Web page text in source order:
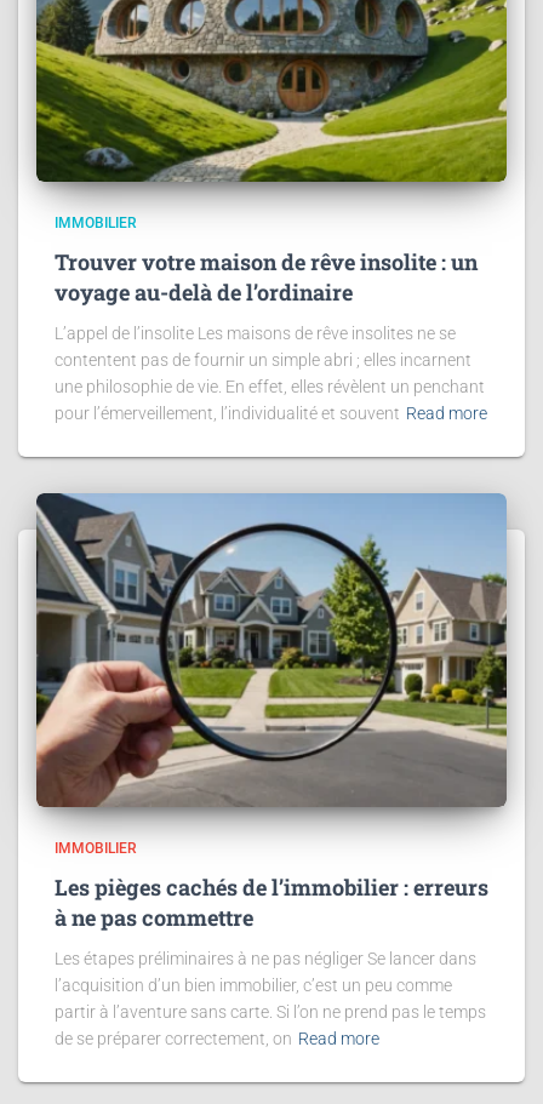
IMMOBILIER
Trouver votre maison de rêve insolite : un
voyage au-delà de l’ordinaire
L’appel de l’insolite Les maisons de rêve insolites ne se
contentent pas de fournir un simple abri ; elles incarnent
une philosophie de vie. En effet, elles révèlent un penchant
pour l’émerveillement, l’individualité et souvent Read more
IMMOBILIER
Les pièges cachés de l’immobilier : erreurs
à ne pas commettre
Les étapes préliminaires à ne pas négliger Se lancer dans
l’acquisition d’un bien immobilier, c’est un peu comme
partir à l’aventure sans carte. Si l’on ne prend pas le temps
de se préparer correctement, on Read more